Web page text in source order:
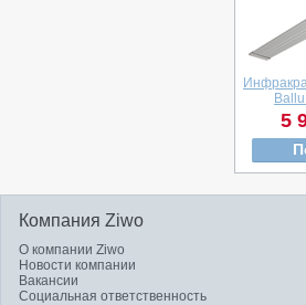
5
Компания Ziwo
О компании Ziwo
Новости компании
Вакансии
Социальная ответственность